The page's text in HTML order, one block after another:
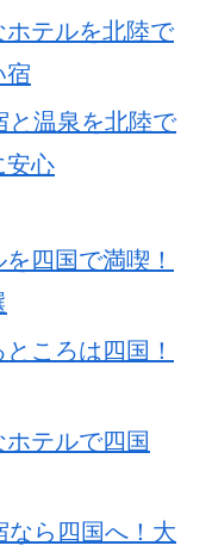
テルを北陸で
宿
と温泉を北陸で
安心
四国で満喫！
ころは四国！
テルで四国
なら四国へ！大